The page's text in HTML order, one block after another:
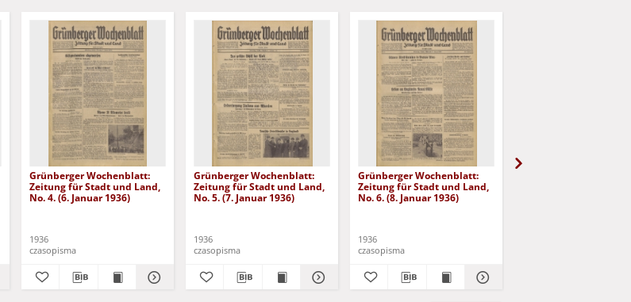
Grünberger Wochenblatt:
Zeitung für Stadt und Land,
No. 4. (6. Januar 1936)
1936
czasopisma
Grünberger Wochenblatt:
Zeitung für Stadt und Land,
No. 5. (7. Januar 1936)
1936
czasopisma
Grünberger Wochenblatt:
Zeitung für Stadt und Land,
No. 6. (8. Januar 1936)
1936
czasopisma